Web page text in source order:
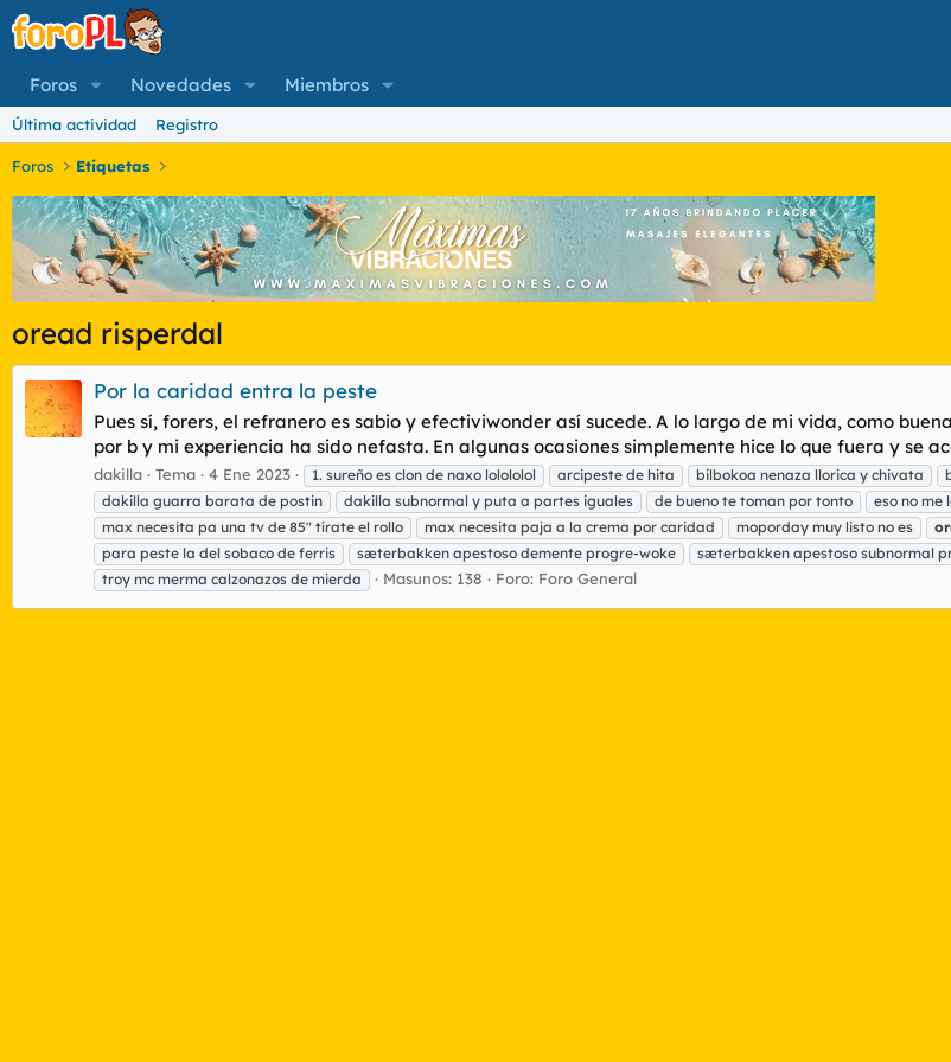
Foros Novedades Miembros
Última actividad Registro
Foros Etiquetas
oread risperdal
Por la caridad entra la peste
Pues sí, forers, el refranero es sabio y efectiviwonder así sucede. A lo largo de mi vida, como
por b y mi experiencia ha sido nefasta. En algunas ocasiones simplemente hice lo que fuera y se
dakilla Tema 4 Ene 2023 1. sureño es clon de naxo lolololol arcipeste de hita bilbokoa nenaza llorica y chivata
dakilla guarra barata de postin
dakilla subnormal y puta a partes iguales de bueno te toman por tonto eso no me
max necesita pa una tv de 85" tírate el rollo
max necesita paja a la crema por caridad moporday muy listo no es
para peste la del sobaco de ferris
sæterbakken apestoso demente progre-woke sæterbakken apestoso subnormal
troy mc merma calzonazos de mierda
Masunos: 138 Foro: Foro General